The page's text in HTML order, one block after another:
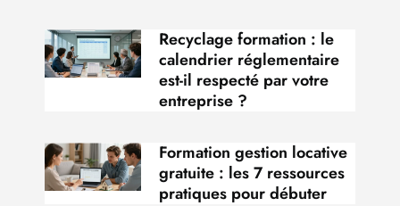
Recyclage formation : le
calendrier réglementaire
est-il respecté par votre
entreprise ?
Formation gestion locative
gratuite : les 7 ressources
pratiques pour débuter